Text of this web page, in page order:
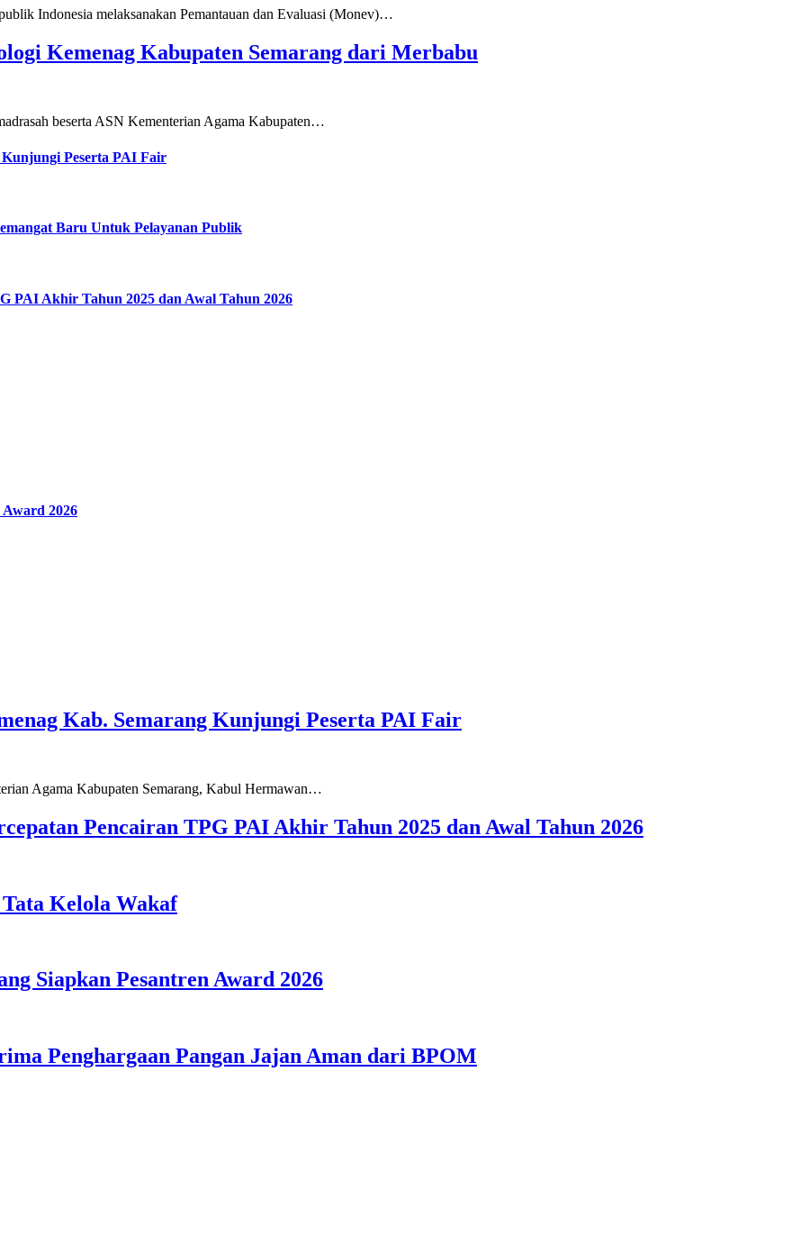
Indonesia melaksanakan Pemantauan dan Evaluasi (Monev)…
Kemenag Kabupaten Semarang dari Merbabu
beserta ASN Kementerian Agama Kabupaten…
Peserta PAI Fair
Baru Untuk Pelayanan Publik
PAI Akhir Tahun 2025 dan Awal Tahun 2026
Award 2026
Kab. Semarang Kunjungi Peserta PAI Fair
Agama Kabupaten Semarang, Kabul Hermawan…
Pencairan TPG PAI Akhir Tahun 2025 dan Awal Tahun 2026
Kelola Wakaf
Siapkan Pesantren Award 2026
Penghargaan Pangan Jajan Aman dari BPOM